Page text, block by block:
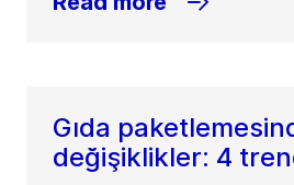
Gıda
değişiklikler: 4